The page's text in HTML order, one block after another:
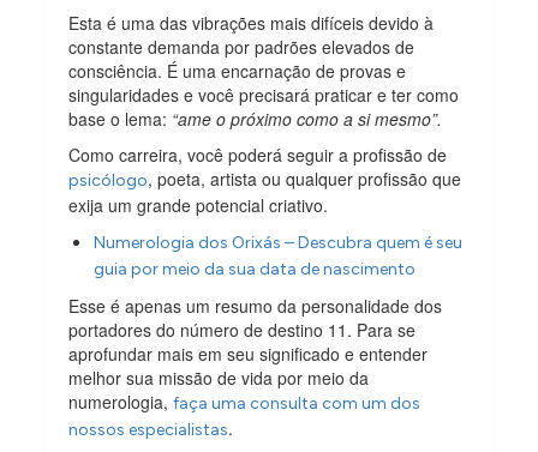
Esta é uma das vibrações mais difíceis devido à
constante demanda por padrões elevados de
consciência. É uma encarnação de provas e
singularidades e você precisará praticar e ter como
base o lema: “ame o próximo como a si mesmo”.
Como carreira, você poderá seguir a profissão de
psicólogo, poeta, artista ou qualquer profissão que
exija um grande potencial criativo.
Numerologia dos Orixás – Descubra quem é seu
guia por meio da sua data de nascimento
Esse é apenas um resumo da personalidade dos
portadores do número de destino 11. Para se
aprofundar mais em seu significado e entender
melhor sua missão de vida por meio da
numerologia,faça uma consulta com um dos
nossos especialistas.